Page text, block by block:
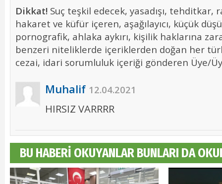
Dikkat! Suç teşkil edecek, yasadışı, tehditkar,
hakaret ve küfür içeren, aşağılayıcı, küçük
pornografik, ahlaka aykırı, kişilik haklarına
benzeri niteliklerde içeriklerden doğan her
cezai, idari sorumluluk içeriği gönderen Üye/
Muhalif 12.04.2021
HIRSIZ VARRRR
BU HABERİ OKUYANLAR BUNLARI DA